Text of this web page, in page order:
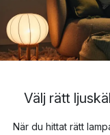
Välj rätt
När du hittat rätt